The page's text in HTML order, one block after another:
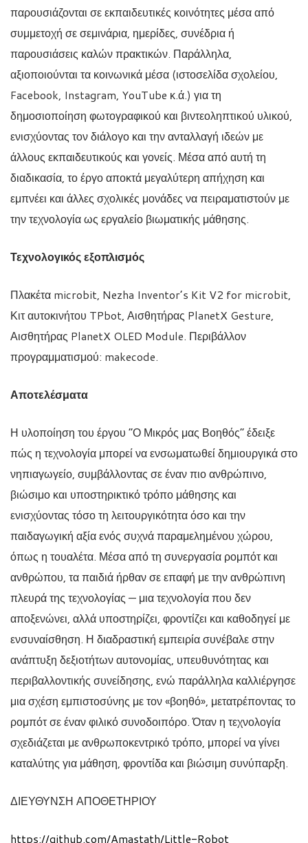
παρουσιάζονται σε εκπαιδευτικές κοινότητες μέσα από
συμμετοχή σε σεμινάρια, ημερίδες, συνέδρια ή
παρουσιάσεις καλών πρακτικών. Παράλληλα,
αξιοποιούνται τα κοινωνικά μέσα (ιστοσελίδα σχολείου,
Facebook, Instagram, YouTube κ.ά.) για τη
δημοσιοποίηση φωτογραφικού και βιντεοληπτικού υλικού,
ενισχύοντας τον διάλογο και την ανταλλαγή ιδεών με
άλλους εκπαιδευτικούς και γονείς. Μέσα από αυτή τη
διαδικασία, το έργο αποκτά μεγαλύτερη απήχηση και
εμπνέει και άλλες σχολικές μονάδες να πειραματιστούν με
την τεχνολογία ως εργαλείο βιωματικής μάθησης.
Τεχνολογικός εξοπλισμός
Πλακέτα microbit, Nezha Inventor’s Kit V2 for microbit,
Κιτ αυτοκινήτου TPbot, Αισθητήρας PlanetX Gesture,
Αισθητήρας PlanetX OLED Module. Περιβάλλον
προγραμματισμού: makecode.
Αποτελέσματα
Η υλοποίηση του έργου “Ο Μικρός μας Βοηθός” έδειξε
πώς η τεχνολογία μπορεί να ενσωματωθεί δημιουργικά στο
νηπιαγωγείο, συμβάλλοντας σε έναν πιο ανθρώπινο,
βιώσιμο και υποστηρικτικό τρόπο μάθησης και
ενισχύοντας τόσο τη λειτουργικότητα όσο και την
παιδαγωγική αξία ενός συχνά παραμελημένου χώρου,
όπως η τουαλέτα. Μέσα από τη συνεργασία ρομπότ και
ανθρώπου, τα παιδιά ήρθαν σε επαφή με την ανθρώπινη
πλευρά της τεχνολογίας — μια τεχνολογία που δεν
αποξενώνει, αλλά υποστηρίζει, φροντίζει και καθοδηγεί με
ενσυναίσθηση. Η διαδραστική εμπειρία συνέβαλε στην
ανάπτυξη δεξιοτήτων αυτονομίας, υπευθυνότητας και
περιβαλλοντικής συνείδησης, ενώ παράλληλα καλλιέργησε
μια σχέση εμπιστοσύνης με τον «βοηθό», μετατρέποντας το
ρομπότ σε έναν φιλικό συνοδοιπόρο. Όταν η τεχνολογία
σχεδιάζεται με ανθρωποκεντρικό τρόπο, μπορεί να γίνει
καταλύτης για μάθηση, φροντίδα και βιώσιμη συνύπαρξη.
ΔΙΕΥΘΥΝΣΗ ΑΠΟΘΕΤΗΡΙΟΥ
https://github.com/Amastath/Little-Robot